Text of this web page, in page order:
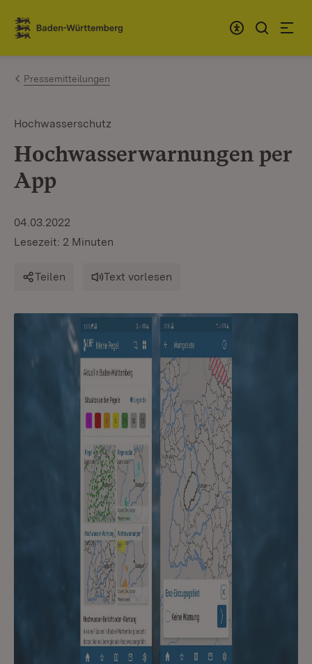
Zum Inhalt springen
Link zur Startseite
Pressemitteilungen
Hochwasserschutz
Hochwasserwarnungen per
App
04.03.2022
Lesezeit: 2 Minuten
Teilen Text vorlesen